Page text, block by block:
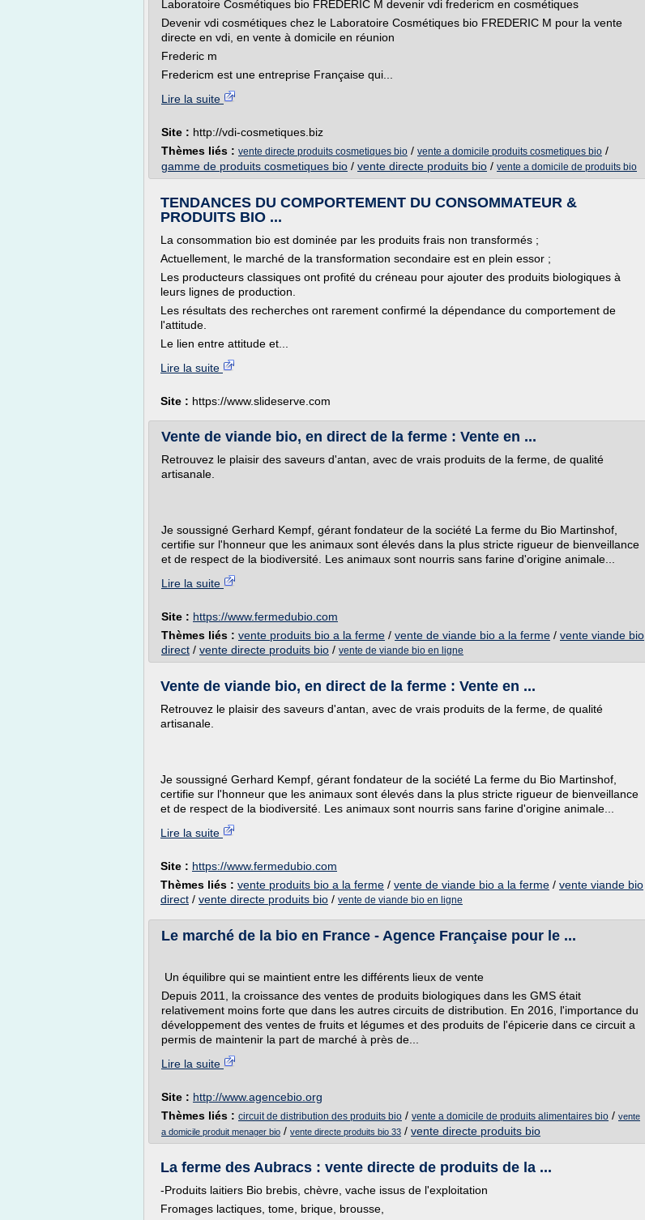
Laboratoire Cosmétiques bio FREDERIC M devenir vdi fredericm en cosmétiques
Devenir vdi cosmétiques chez le Laboratoire Cosmétiques bio FREDERIC M pour la vente
directe en vdi, en vente à domicile en réunion
Frederic m
Fredericm est une entreprise Française qui...
Lire la suite
Site : http://vdi-cosmetiques.biz
Thèmes liés : vente directe produits cosmetiques bio / vente a domicile produits cosmetiques bio /
gamme de produits cosmetiques bio / vente directe produits bio / vente a domicile de produits bio
TENDANCES DU COMPORTEMENT DU CONSOMMATEUR &
PRODUITS BIO ...
La consommation bio est dominée par les produits frais non transformés ;
Actuellement, le marché de la transformation secondaire est en plein essor ;
Les producteurs classiques ont profité du créneau pour ajouter des produits biologiques à
leurs lignes de production.
Les résultats des recherches ont rarement confirmé la dépendance du comportement de
l'attitude.
Le lien entre attitude et...
Lire la suite
Site : https://www.slideserve.com
Vente de viande bio, en direct de la ferme : Vente en ...
Retrouvez le plaisir des saveurs d'antan, avec de vrais produits de la ferme, de qualité
artisanale.
Je soussigné Gerhard Kempf, gérant fondateur de la société La ferme du Bio Martinshof,
certifie sur l'honneur que les animaux sont élevés dans la plus stricte rigueur de bienveillance
et de respect de la biodiversité. Les animaux sont nourris sans farine d'origine animale...
Lire la suite
Site : https://www.fermedubio.com
Thèmes liés : vente produits bio a la ferme / vente de viande bio a la ferme / vente viande bio
direct / vente directe produits bio / vente de viande bio en ligne
Vente de viande bio, en direct de la ferme : Vente en ...
Retrouvez le plaisir des saveurs d'antan, avec de vrais produits de la ferme, de qualité
artisanale.
Je soussigné Gerhard Kempf, gérant fondateur de la société La ferme du Bio Martinshof,
certifie sur l'honneur que les animaux sont élevés dans la plus stricte rigueur de bienveillance
et de respect de la biodiversité. Les animaux sont nourris sans farine d'origine animale...
Lire la suite
Site : https://www.fermedubio.com
Thèmes liés : vente produits bio a la ferme / vente de viande bio a la ferme / vente viande bio
direct / vente directe produits bio / vente de viande bio en ligne
Le marché de la bio en France - Agence Française pour le ...
Un équilibre qui se maintient entre les différents lieux de vente
Depuis 2011, la croissance des ventes de produits biologiques dans les GMS était
relativement moins forte que dans les autres circuits de distribution. En 2016, l'importance du
développement des ventes de fruits et légumes et des produits de l'épicerie dans ce circuit a
permis de maintenir la part de marché à près de...
Lire la suite
Site : http://www.agencebio.org
Thèmes liés : circuit de distribution des produits bio / vente a domicile de produits alimentaires bio / vente
a domicile produit menager bio / vente directe produits bio 33 / vente directe produits bio
La ferme des Aubracs : vente directe de produits de la ...
-Produits laitiers Bio brebis, chèvre, vache issus de l'exploitation
Fromages lactiques, tome, brique, brousse,